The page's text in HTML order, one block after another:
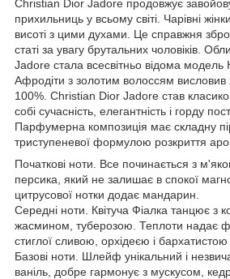
Christian Dior Jadore продовжує
прихильниць у всьому світі. Чарівні
висоті з цими духами. Це справжня
статі за увагу брутальних чоловіків.
Jadore стала всесвітньо відома модель
Афродіти з золотим волоссям
100%. Christian Dior Jadore став
собі сучасність, елегантність і горду
Парфумерна композиція має складну
триступеневої формулою розкриття
Початкові ноти. Все починається з
персика, який не залишає в спокої
цитрусової нотки додає мандарин.
Середні ноти. Квітуча Фіалка танцює з
жасмином, туберозою. Теплоти надає
стиглої сливою, орхідеєю і
Базові ноти. Шлейф унікальний і
ваніль, добре гармонує з мускусом,